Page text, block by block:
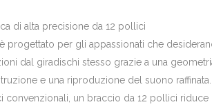
di alta precisione da 12 pollici
progettato per gli appassionati che
dal giradischi stesso grazie a una
e una riproduzione del suono raffinata.
convenzionali, un braccio da 12 pollici riduce